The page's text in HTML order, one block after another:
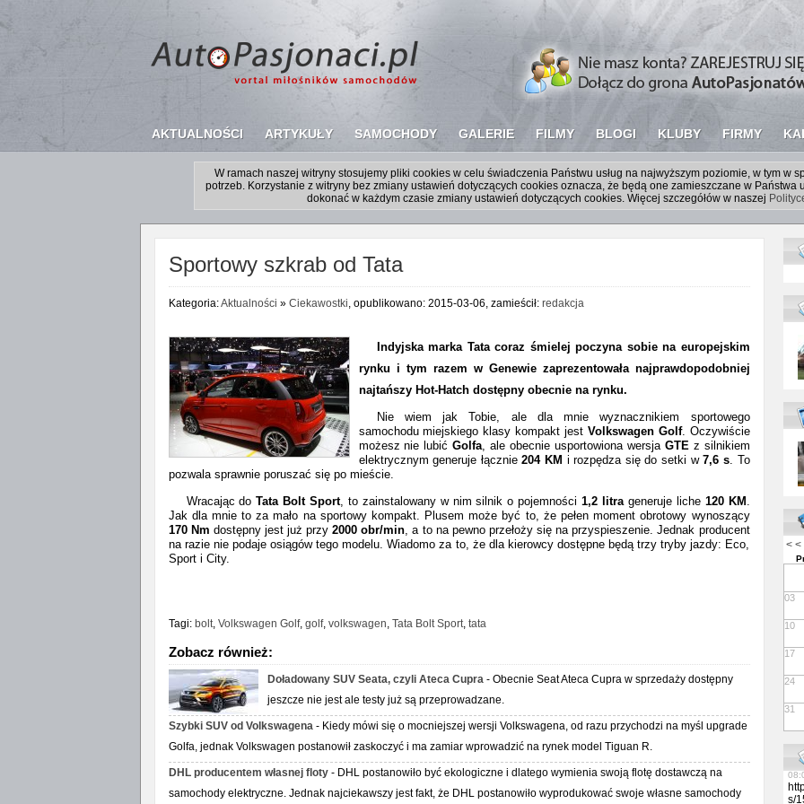
AKTUALNOŚCI ARTYKUŁY SAMOCHODY GALERIE FILMY BLOGI KLUBY FIRMY
W ramach naszej witryny stosujemy pliki cookies w celu świadczenia Państwu usług na najwyższym poziomie, w tym w
potrzeb. Korzystanie z witryny bez zmiany ustawień dotyczących cookies oznacza, że będą one zamieszczane w
dokonać w każdym czasie zmiany ustawień dotyczących cookies. Więcej szczegółów w naszej
Sportowy szkrab od Tata
Kategoria:Aktualności » Ciekawostki, opublikowano: 2015-03-06, zamieścił: redakcja
Indyjska marka Tata coraz śmielej poczyna sobie na europejskim
rynku i tym razem w Genewie zaprezentowała najprawdopodobniej
najtańszy Hot-Hatch dostępny obecnie na rynku.
Nie wiem jak Tobie, ale dla mnie wyznacznikiem sportowego
samochodu miejskiego klasy kompakt jest Volkswagen Golf. Oczywiście
możesz nie lubićGolfa, ale obecnie usportowiona wersjaGTEz silnikiem
elektrycznym generuje łącznie204 KM i rozpędza się do setki w7,6 s. To
pozwala sprawnie poruszać się po mieście.
Wracając doTata Bolt Sport, to zainstalowany w nim silnik o pojemności1,2 litrageneruje liche 120 KM .
Jak dla mnie to za mało na sportowy kompakt. Plusem może być to, że pełen moment obrotowy wynoszący
170 Nm dostępny jest już przy2000 obr/min, a to na pewno przełoży się na przyspieszenie. Jednak producent
na razie nie podaje osiągów tego modelu. Wiadomo za to, że dla kierowcy dostępne będą trzy tryby jazdy: Eco,
Sport i City.
Tagi: bolt, Volkswagen Golf, golf, volkswagen, Tata Bolt Sport, tata
Zobacz również:
Doładowany SUV Seata, czyli Ateca Cupra- Obecnie Seat Ateca Cupra w sprzedaży dostępny
jeszcze nie jest ale testy już są przeprowadzane.
Szybki SUV od Volkswagena- Kiedy mówi się o mocniejszej wersji Volkswagena, od razu przychodzi na myśl upgrade
Golfa, jednak Volkswagen postanowił zaskoczyć i ma zamiar wprowadzić na rynek model Tiguan R.
DHL producentem własnej floty- DHL postanowiło być ekologiczne i dlatego wymienia swoją flotę dostawczą na
samochody elektryczne. Jednak najciekawszy jest fakt, że DHL postanowiło wyprodukować swoje własne samochody
< <
03
10
17
24
31
s/